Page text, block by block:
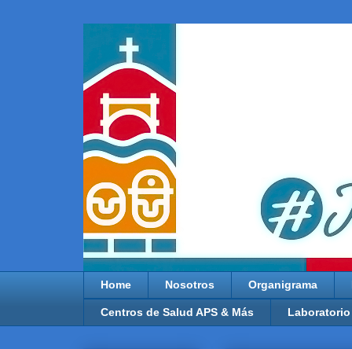
Home Nosotros Organigrama
Centros de Salud APS & Más Laboratorio